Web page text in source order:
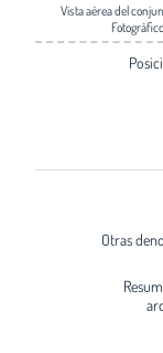
Vista aérea del
Otras